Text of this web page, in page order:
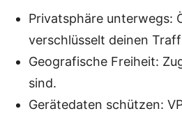
Privatsphäre unterwegs:
verschlüsselt deinen
Geografische Freiheit:
sind.
Gerätedaten schützen: